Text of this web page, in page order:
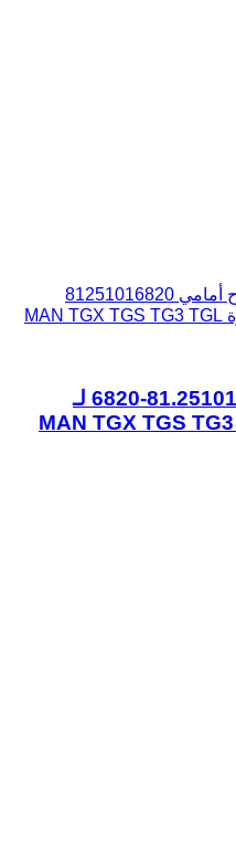
مصباح أمامي 81251016820
81.25101-6820 لـ السيارات القاطرة MAN TGX TGS TG3 TGL
مصباح أمامي 81251016820 81.25101-6820 لـ